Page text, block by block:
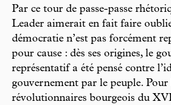
Par ce tour de passe-passe
Leader aimerait en fait faire
démocratie n’est pas forcément
pour cause : dès ses origines, le
représentatif a été pensé contre
gouvernement par le peuple. Pour
révolutionnaires bourgeois du